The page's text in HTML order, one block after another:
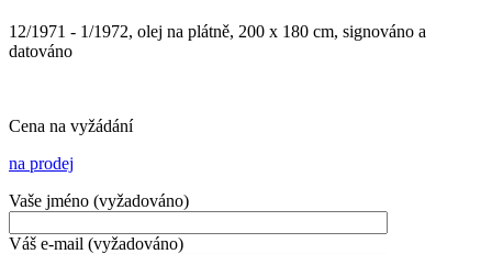
12/1971 - 1/1972, olej na plátně, 200 x 180 cm, signováno a
datováno
Cena na vyžádání
na prodej
Vaše jméno (vyžadováno)
Váš e-mail (vyžadováno)